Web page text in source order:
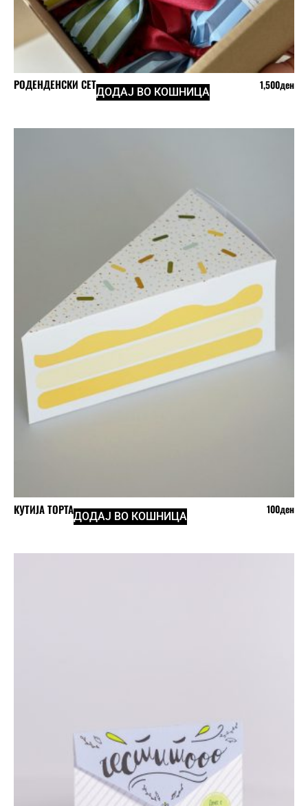
РОДЕНДЕНСКИ СЕТ 1,500ден
ДОДАЈ ВО КОШНИЦА
КУТИЈА ТОРТА 100ден
ДОДАЈ ВО КОШНИЦА